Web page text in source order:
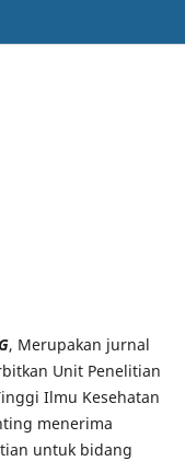
, Merupakan jurnal
Unit Penelitian
Ilmu Kesehatan
menerima
untuk bidang